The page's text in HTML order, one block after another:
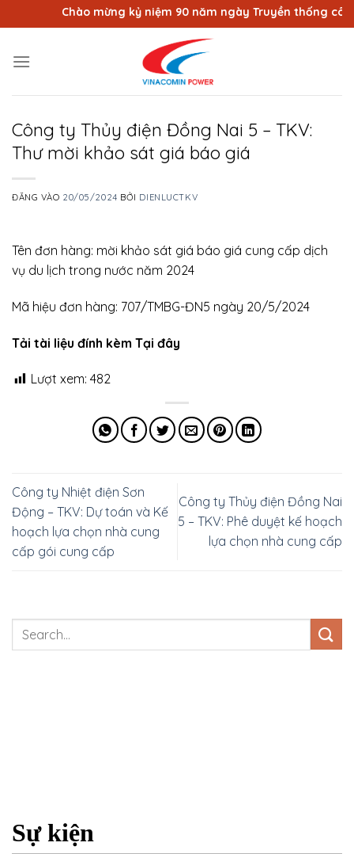
qua
dung
Chào mừng kỷ niệm 90 năm ngày Truyền thống công
Công ty Thủy điện Đồng Nai 5 – TKV:
Thư mời khảo sát giá báo giá
ĐĂNG VÀO 20/05/2024 BỞI DIENLUCTKV
Tên đơn hàng: mời khảo sát giá báo giá cung cấp dịch
vụ du lịch trong nước năm 2024
Mã hiệu đơn hàng: 707/TMBG-ĐN5 ngày 20/5/2024
Tải tài liệu đính kèm Tại đây
Lượt xem: 482
Công ty Nhiệt điện Sơn
Động – TKV: Dự toán và Kế
hoạch lựa chọn nhà cung
cấp gói cung cấp
Công ty Thủy điện Đồng Nai
5 – TKV: Phê duyệt kế hoạch
lựa chọn nhà cung cấp
Sự kiện